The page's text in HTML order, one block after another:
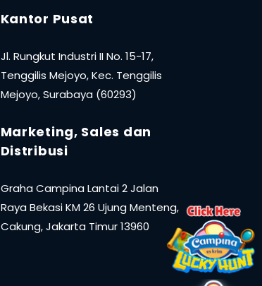
Kantor Pusat
Jl. Rungkut Industri II No. 15-17,
Tenggilis Mejoyo, Kec. Tenggilis
Mejoyo, Surabaya (60293)
Marketing, Sales dan
Distribusi
Graha Campina Lantai 2 Jalan
Raya Bekasi KM 26 Ujung Menteng,
Cakung, Jakarta Timur 13960